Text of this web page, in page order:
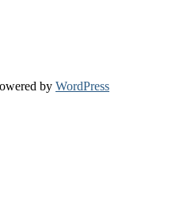
by WordPress